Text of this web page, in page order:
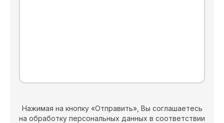
Нажимая на кнопку «Отправить», Вы соглашаетесь
на обработку персональных данных в соответствии